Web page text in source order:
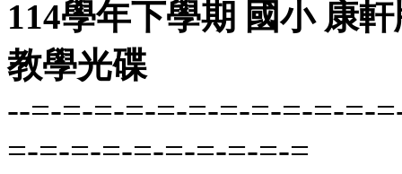
114學年下學期 國小 康
教學光碟
--=-=-=-=-=-=-=-=-=-=-=-
=-=-=-=-=-=-=-=-=-=